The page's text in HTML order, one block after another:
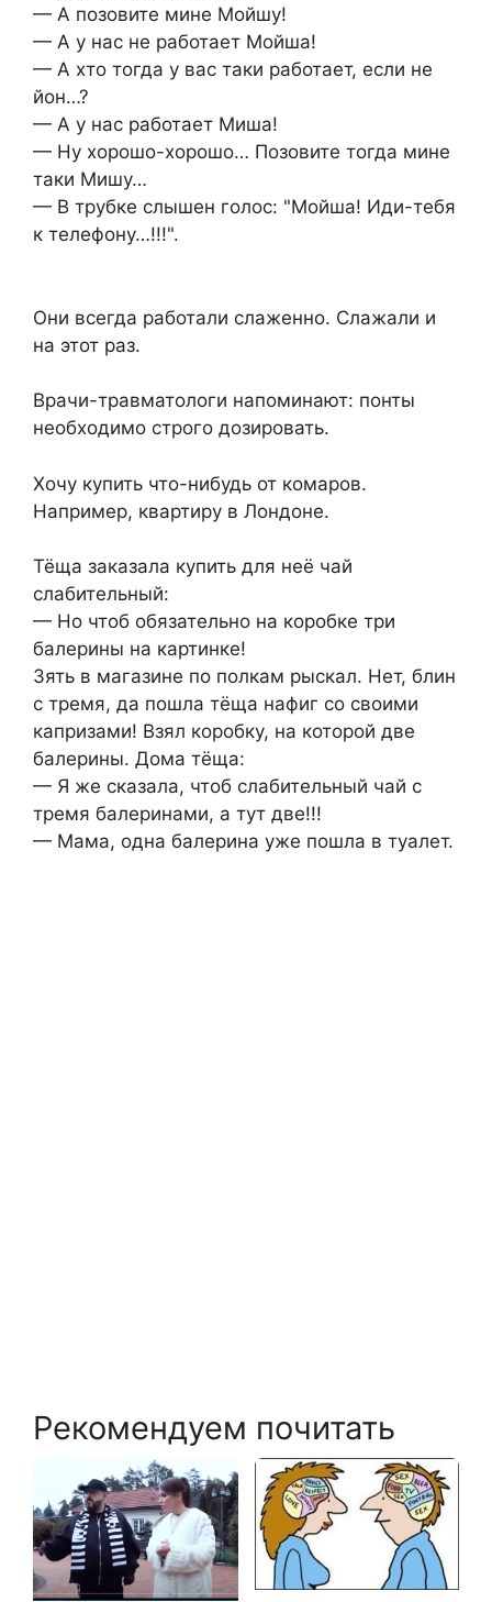
— А позовите мине Мойшу!
— А у нас не работает Мойша!
— А хто тогда у вас таки работает, если не
йон…?
— А у нас работает Миша!
— Ну хорошо-хорошо… Позовите тогда мине
таки Мишу…
— В трубке слышен голос: "Мойша! Иди-тебя
к телефону…!!!".
Они всегда работали слаженно. Слажали и
на этот раз.
Врачи-травматологи напоминают: понты
необходимо строго дозировать.
Хочу купить что-нибудь от комаров.
Например, квартиру в Лондоне.
Тёща заказала купить для неё чай
слабительный:
— Но чтоб обязательно на коробке три
балерины на картинке!
Зять в магазине по полкам рыскал. Нет, блин
с тремя, да пошла тёща нафиг со своими
капризами! Взял коробку, на которой две
балерины. Дома тёща:
— Я же сказала, чтоб слабительный чай с
тремя балеринами, а тут две!!!
— Мама, одна балерина уже пошла в туалет.
Рекомендуем почитать